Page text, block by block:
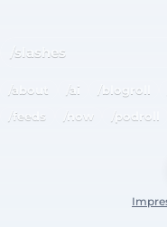
/slashes
/about /ai /blogroll
/feeds
/now /podroll